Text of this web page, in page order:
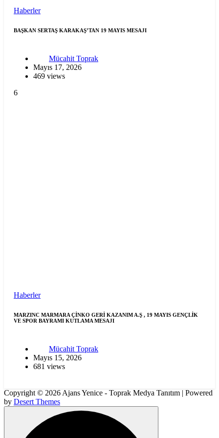
Haberler
BAŞKAN SERTAŞ KARAKAŞ’TAN 19 MAYIS MESAJI
Mücahit Toprak
Mayıs 17, 2026
469 views
6
Haberler
MARZINC MARMARA ÇİNKO GERİ KAZANIM A.Ş , 19 MAYIS GENÇLİK
VE SPOR BAYRAMI KUTLAMA MESAJI
Mücahit Toprak
Mayıs 15, 2026
681 views
Copyright © 2026 Ajans Yenice - Toprak Medya Tanıtım | Powered
by Desert Themes